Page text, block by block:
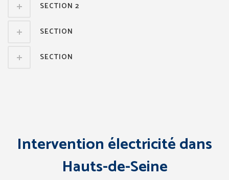
SECTION 2
SECTION
SECTION
Intervention électricité dans
Hauts-de-Seine